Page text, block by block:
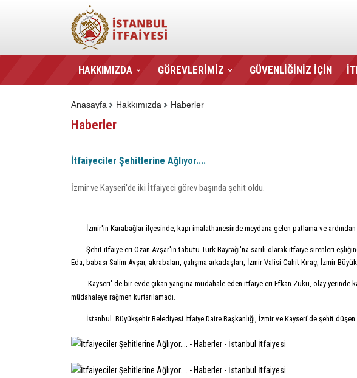
HAKKIMIZDA GÖREVLERİMİZ GÜVENLİĞİNİZ İÇİN
Haberler
Hakkımızda
Anasayfa
Haberler
İtfaiyeciler Şehitlerine Ağlıyor....
İzmir ve Kayseri'de iki İtfaiyeci görev başında şehit oldu.
İzmir'in Karabağlar ilçesinde, kapı imalathanesinde meydana gelen patlama ve
Şehit itfaiye eri Ozan Avşar'ın tabutu Türk Bayrağı'na sarılı olarak itfaiye sirenleri
Eda, babası Salim Avşar, akrabaları, çalışma arkadaşları, İzmir Valisi Cahit Kıraç, İzmir
Kayseri' de bir evde çıkan yangına müdahale eden itfaiye eri Efkan Zuku, olay yerinde
müdahaleye rağmen kurtarılamadı.
İstanbul Büyükşehir Belediyesi İtfaiye Daire Başkanlığı, İzmir ve Kayseri'de şehit